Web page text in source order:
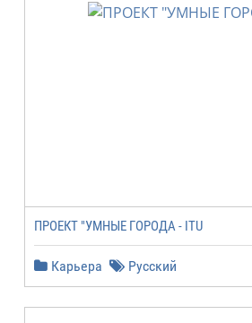
ПРОЕКТ "УМНЫЕ ГОРОДА - ITU
Карьера Русский